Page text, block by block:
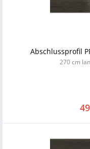
Abschlussprofil
270 cm